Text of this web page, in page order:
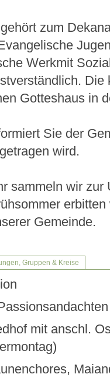
zum
Werkmit
Gotteshaus in
Sie der
wird.
sammeln wir zur
Gemeinde.
Gruppen & Kreise
mit anschl.